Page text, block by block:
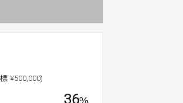
¥500,000)
36%